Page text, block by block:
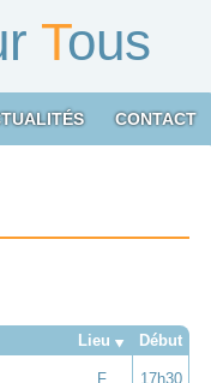
Tous
CONTACT
Lieu Début
F 17h30